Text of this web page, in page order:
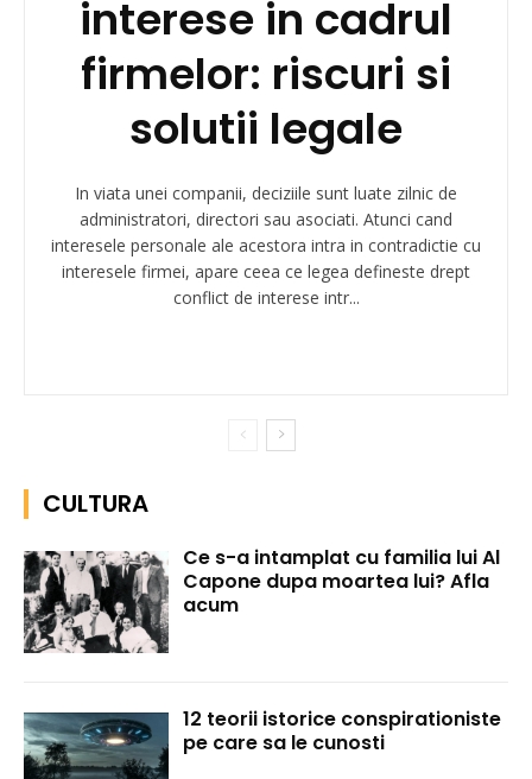
interese in cadrul
firmelor: riscuri si
solutii legale
In viata unei companii, deciziile sunt luate zilnic de
administratori, directori sau asociati. Atunci cand
interesele personale ale acestora intra in contradictie cu
interesele firmei, apare ceea ce legea defineste drept
conflict de interese intr...
CULTURA
Ce s-a intamplat cu familia lui Al
Capone dupa moartea lui? Afla
acum
12 teorii istorice conspirationiste
pe care sa le cunosti